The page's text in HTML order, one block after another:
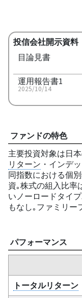
投信会社開示資料
目論見書
運用報告書1
2025/10/14
ファンドの特色
主要投資対象は日
リターン ・インデ
同指数における個
資｡株式の組入比率
いノーロードタイ
もなし｡ファミリー
パフォーマンス
トータルリターン